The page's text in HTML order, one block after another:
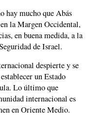
hay mucho que Abás
en la Margen Occidental,
en buena medida, a la
de Israel.
despierte y se
un Estado
Lo último que
internacional es
en Oriente Medio.